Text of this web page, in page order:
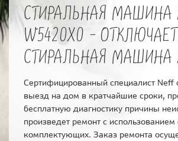
СТИРАЛЬНАЯ МАШИНА
W5420X0 -
СТИРАЛЬНАЯ МАШИНА
Сертифицированный специалист Neff
выезд на дом в кратчайшие сроки,
бесплатную диагностику причины
произведет ремонт с
комплектующих. Заказ ремонта